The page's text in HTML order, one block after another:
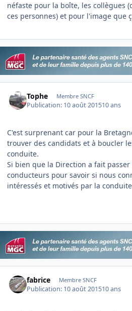
néfaste pour la boîte, les collègues
ces personnes) et pour l'image que
Tophe Membre SNCF
Publication: 10 août 201510 ans
C'est surprenant car pour la
trouver des candidats et à boucler
conduite.
Si bien que la Direction a fait
conducteurs pour savoir si nous
intéressés et motivés par la
fabrice Membre SNCF
Publication: 10 août 201510 ans